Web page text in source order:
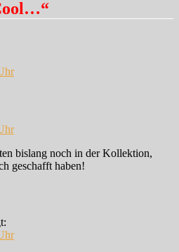
bislang noch in der Kollektion,
geschafft haben!